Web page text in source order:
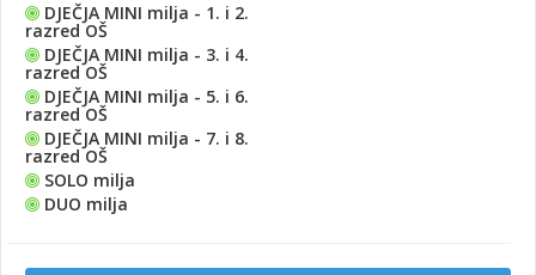
DJEČJA MINI milja - 1. i 2.
razred OŠ
DJEČJA MINI milja - 3. i 4.
razred OŠ
DJEČJA MINI milja - 5. i 6.
razred OŠ
DJEČJA MINI milja - 7. i 8.
razred OŠ
SOLO milja
DUO milja